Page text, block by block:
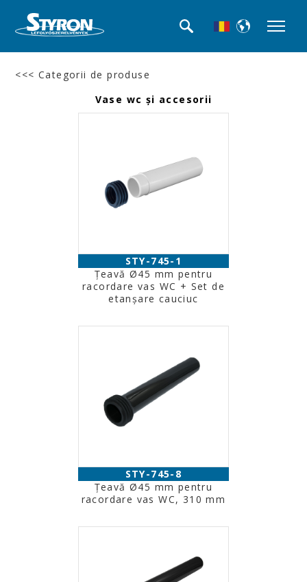
<<< Categorii de produse
Vase wc şi accesorii
STY-745-1
Ţeavă Ø45 mm pentru
racordare vas WC + Set de
etanşare cauciuc
STY-745-8
Ţeavă Ø45 mm pentru
racordare vas WC, 310 mm